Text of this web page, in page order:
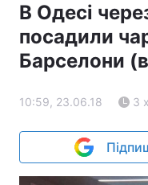
В Одесі
посадили
Барселони
10:59, 23.06.18 3